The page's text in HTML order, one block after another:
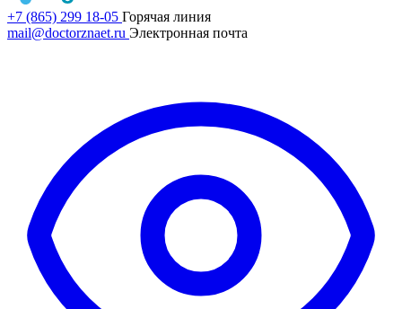
+7 (865) 299 18-05 Горячая линия
mail@doctorznaet.ru Электронная почта